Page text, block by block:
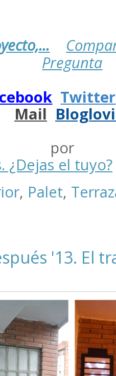
Pregunta
Twitter
Mail
por
¿Dejas el tuyo?
, Palet,
'13. El